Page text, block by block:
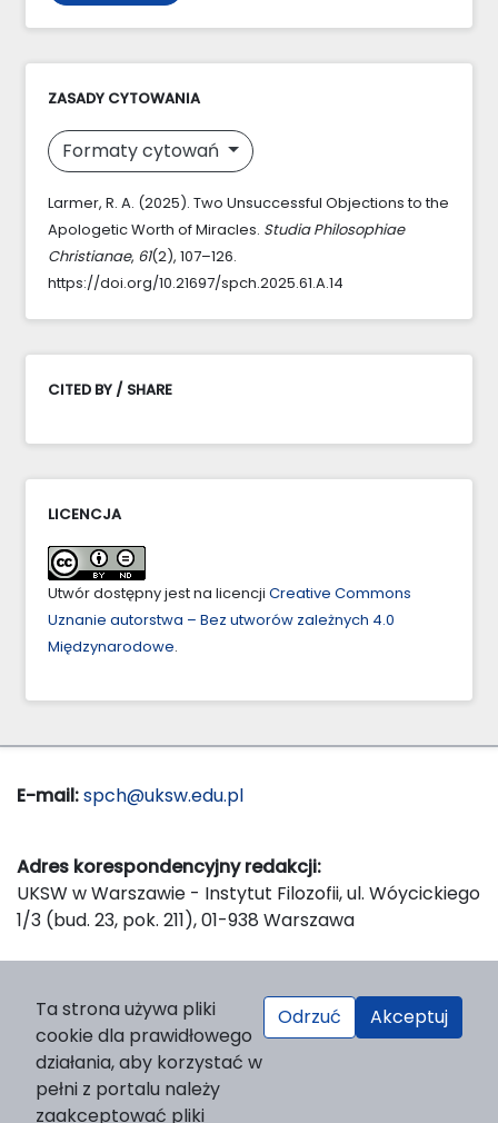
ZASADY CYTOWANIA
Formaty cytowań
Larmer, R. A. (2025). Two Unsuccessful Objections to the
Apologetic Worth of Miracles. Studia Philosophiae
Christianae, 61(2), 107–126.
https://doi.org/10.21697/spch.2025.61.A.14
CITED BY / SHARE
LICENCJA
Utwór dostępny jest na licencji Creative Commons
Uznanie autorstwa – Bez utworów zależnych 4.0
Międzynarodowe.
E-mail:spch@uksw.edu.pl
Adres korespondencyjny redakcji:
UKSW w Warszawie - Instytut Filozofii, ul. Wóycickiego
1/3 (bud. 23, pok. 211), 01-938 Warszawa
Wydawnictwo Naukowe UKSW, ul. Dewajtis 5, domek
nr 2, 01-815 Warszawa
Strona WWW Wydawnictwa
e-mail: wydawnictwo@uksw.edu.pl
Ta strona używa pliki
cookie dla prawidłowego
działania, aby korzystać w
pełni z portalu należy
zaakceptować pliki
Odrzuć Akceptuj